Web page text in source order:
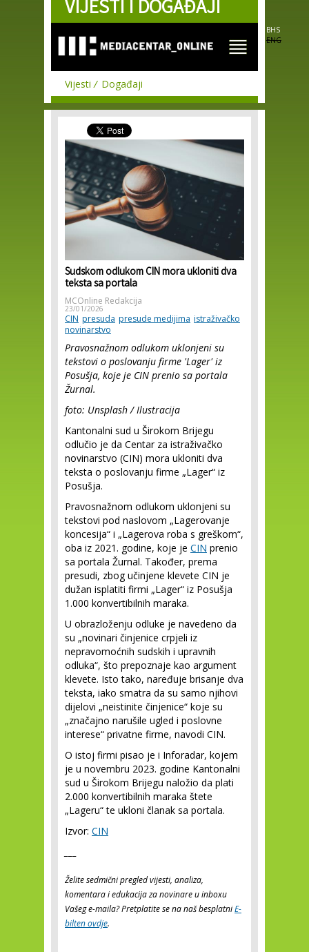
Skip to
main
VIJESTI I DOGAĐAJI
BHS
ENG
Vijesti Događaji
Sudskom odlukom CIN mora ukloniti dva
teksta sa portala
MCOnline Redakcija
23/01/2026
CIN presuda presude medijima istraživačko
novinarstvo
Pravosnažnom odlukom uklonjeni su
tekstovi o poslovanju firme 'Lager' iz
Posušja, koje je CIN prenio sa portala
Žurnal.
foto: Unsplash / Ilustracija
Kantonalni sud u Širokom Brijegu
odlučio je da Centar za istraživačko
novinarstvo (CIN) mora ukloniti dva
teksta o poslovanju firme „Lager“ iz
Posušja.
Pravosnažnom odlukom uklonjeni su
tekstovi pod naslovom „Lagerovanje
koncesija“ i „Lagerova roba s greškom“,
oba iz 2021. godine, koje je CIN prenio
sa portala Žurnal. Također, prema
presudi, zbog učinjene klevete CIN je
dužan isplatiti firmi „Lager“ iz Posušja
1.000 konvertibilnih maraka.
U obrazloženju odluke je navedeno da
su „novinari činjenice crpjeli iz
nepravomoćnih sudskih i upravnih
odluka“, što prepoznaje kao argument
klevete. Isto tako, naređuje brisanje dva
teksta, iako smatra da su samo njihovi
dijelovi „neistinite činjenice“ koje su
„značajno narušile ugled i poslovne
interese“ privatne firme, navodi CIN.
O istoj firmi pisao je i Inforadar, kojem
je u novembru 2023. godine Kantonalni
sud u Širokom Brijegu naložio da plati
2.000 konvertibilnih maraka štete
„Lageru“ te ukloni članak sa portala.
Izvor: CIN
Želite sedmični pregled vijesti, analiza,
komentara i edukacija za novinare u inboxu
Vašeg e-maila? Pretplatite se na naš besplatniE-
bilten ovdje.